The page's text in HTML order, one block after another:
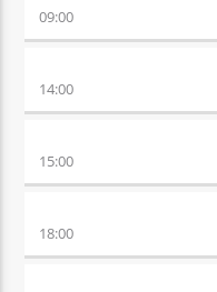
09:00
14:00
15:00
18:00